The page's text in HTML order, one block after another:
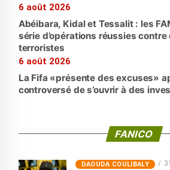
6 août 2026
Abéibara, Kidal et Tessalit : les
série d’opérations réussies
terroristes
6 août 2026
La Fifa «présente des excuses»
controversé de s’ouvrir à des
FANICO
‎DAOUDA COULIBALY